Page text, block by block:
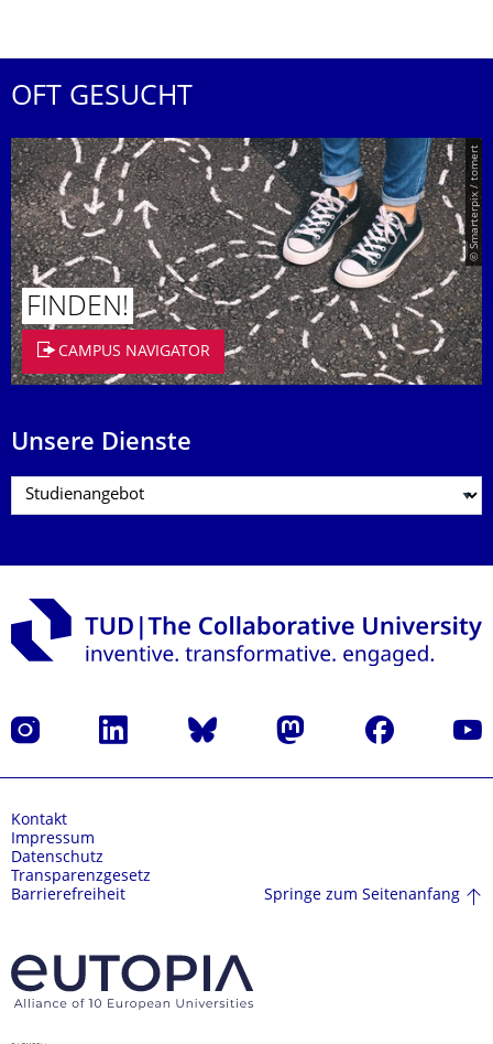
OFT GESUCHT
© Smarterpix / tomert
FINDEN!
CAMPUS NAVIGATOR
Unsere Dienste
Instagram LinkedIn Bluesky Mastodon Facebook
Kontakt
Impressum
Datenschutz
Transparenzgesetz
Barrierefreiheit
Springe zum Seitenanfang